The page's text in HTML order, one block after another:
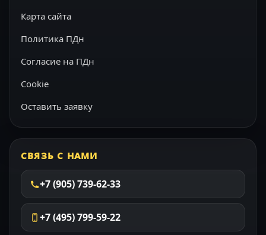
Карта сайта
Политика ПДн
Согласие на ПДн
Cookie
Оставить заявку
СВЯЗЬ С НАМИ
+7 (905) 739-62-33
+7 (495) 799-59-22